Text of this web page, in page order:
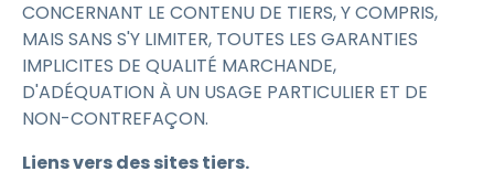
CONCERNANT LE CONTENU DE TIERS, Y COMPRIS,
MAIS SANS S'Y LIMITER, TOUTES LES GARANTIES
IMPLICITES DE QUALITÉ MARCHANDE,
D'ADÉQUATION À UN USAGE PARTICULIER ET DE
NON-CONTREFAÇON.
Liens vers des sites tiers.